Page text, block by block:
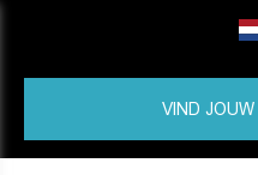
VIND